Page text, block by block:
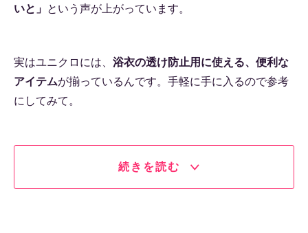
いと」 という声が上がっています。
実はユニクロには、 浴衣の透け防止用に使える、便利な
アイテムが揃っているんです。手軽に手に入るので参考
にしてみて。
続きを読む